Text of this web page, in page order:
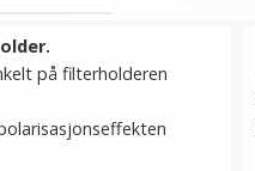
på filterholderen